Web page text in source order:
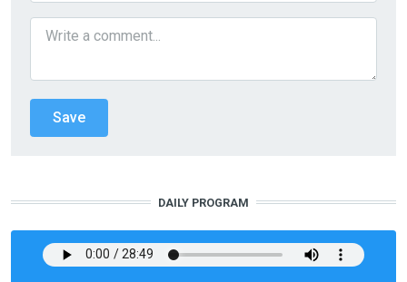
DAILY PROGRAM